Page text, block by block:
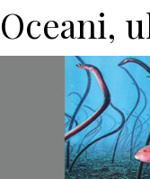
Oceani,